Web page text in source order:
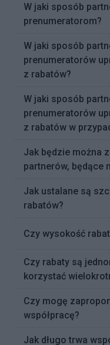
W jaki sposób
prenumeratorom?
W jaki sposób
prenumeratorów
z rabatów?
W jaki sposób
prenumeratorów
z rabatów w
Jak będzie można
partnerów, będące
Jak ustalane są
rabatów?
Czy wysokość
Czy rabaty są
korzystać
Czy mogę
współpracę?
Jak długo trwa